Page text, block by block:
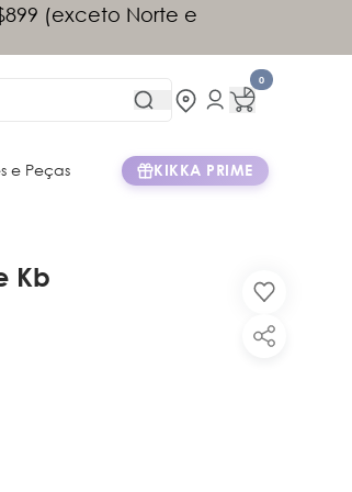
(exceto Norte e
0
e Peças KIKKA PRIME
Kb